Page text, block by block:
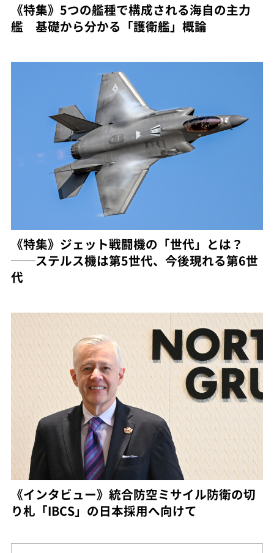
《特集》5つの艦種で構成される海自の主力
艦 基礎から分かる「護衛艦」概論
《特集》ジェット戦闘機の「世代」とは？
──ステルス機は第5世代、今後現れる第6世
代
《インタビュー》統合防空ミサイル防衛の切
り札「IBCS」の日本採用へ向けて